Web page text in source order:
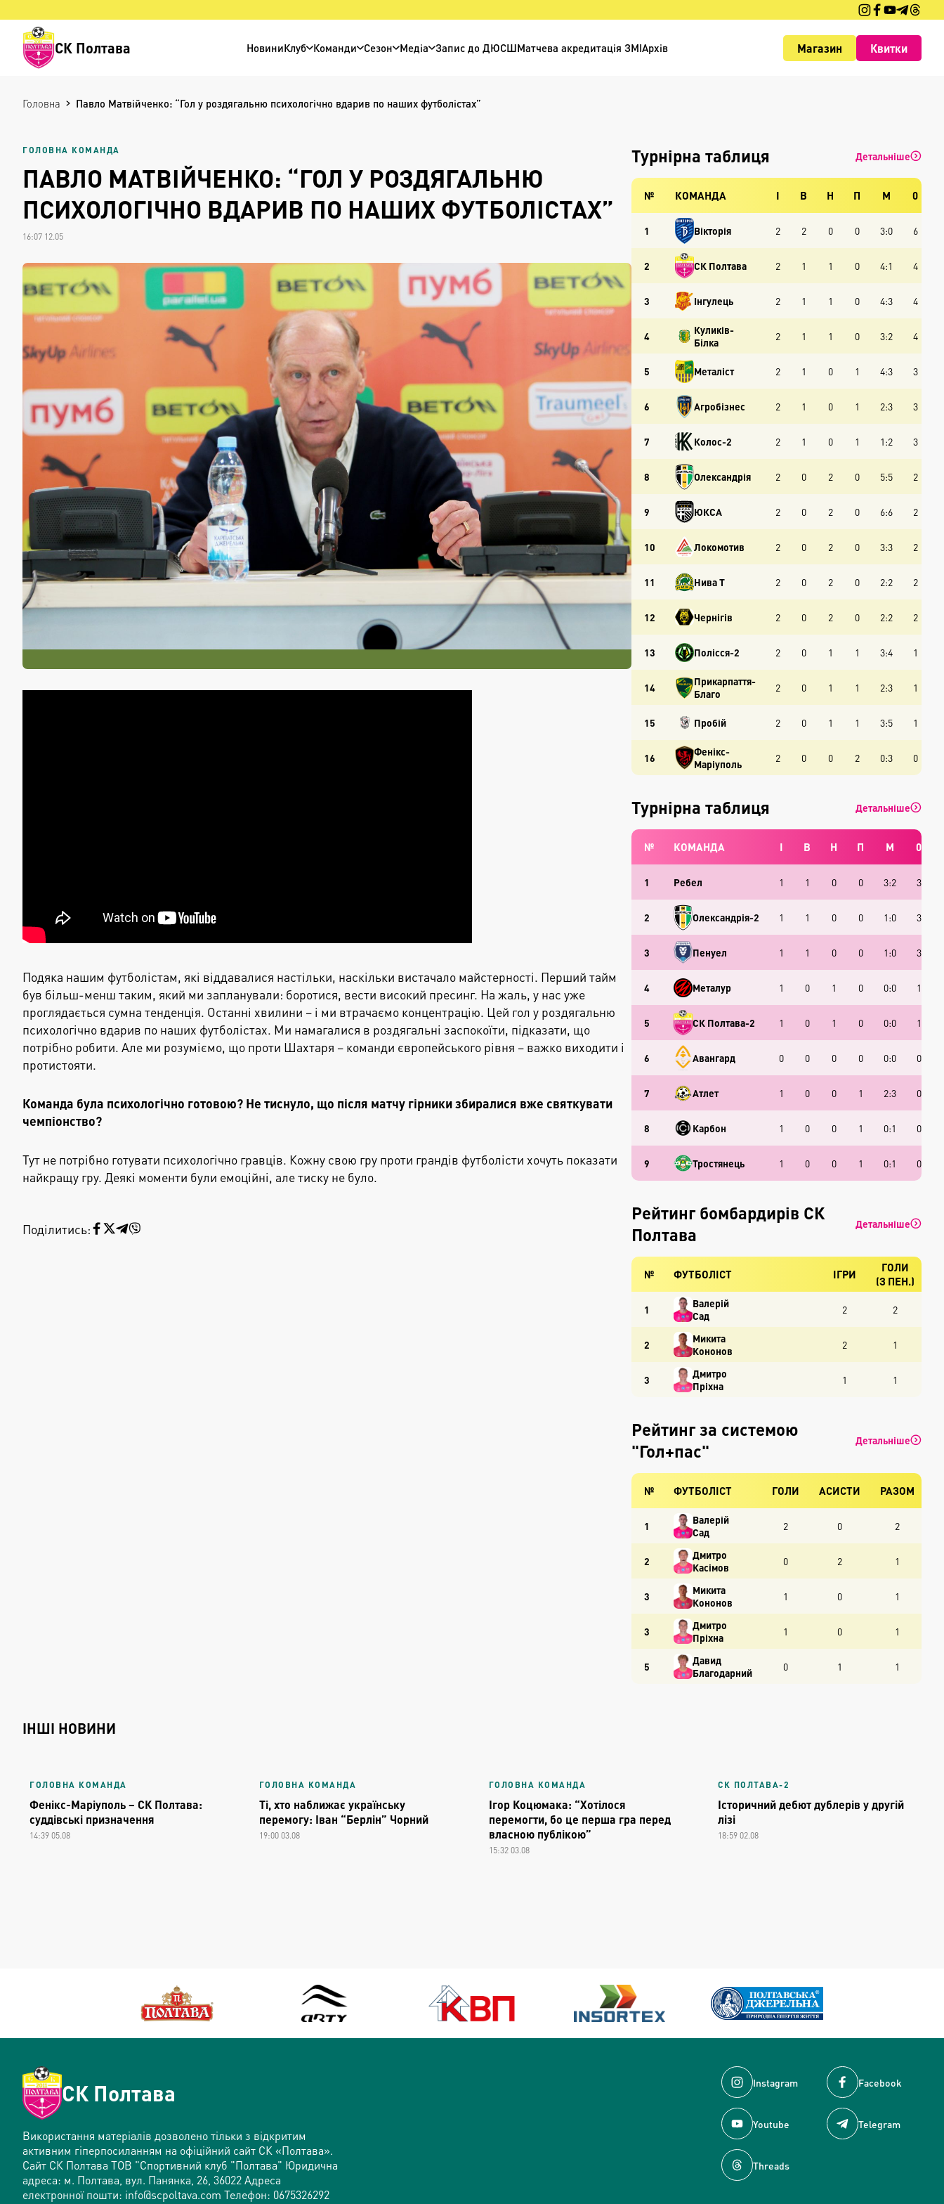
СК Полтава НовиниКлуб Команди Сезон Медіа Запис до ДЮСШМатчева акредитація ЗМІАрхів Магазин Квитки
Головна Павло Матвійченко: “Гол у роздягальню психологічно вдарив по наших футболістах”
ГОЛОВНА КОМАНДА
ПАВЛО МАТВІЙЧЕНКО: “ГОЛ У РОЗДЯГАЛЬНЮ
ПСИХОЛОГІЧНО ВДАРИВ ПО НАШИХ ФУТБОЛІСТАХ”
16:07 12.05
Подяка нашим футболістам, які віддавалися настільки, наскільки вистачало майстерності. Перший тайм
був більш-менш таким, який ми запланували: боротися, вести високий пресинг. На жаль, у нас уже
проглядається сумна тенденція. Останні хвилини – і ми втрачаємо концентрацію. Цей гол у роздягальню
психологічно вдарив по наших футболістах. Ми намагалися в роздягальні заспокоїти, підказати, що
потрібно робити. Але ми розуміємо, що проти Шахтаря – команди європейського рівня – важко виходити і
протистояти.
Команда була психологічно готовою? Не тиснуло, що після матчу гірники збиралися вже святкувати
чемпіонство?
Тут не потрібно готувати психологічно гравців. Кожну свою гру проти грандів футболісти хочуть показати
найкращу гру. Деякі моменти були емоційні, але тиску не було.
Поділитись:
Турнірна таблиця Детальніше
№ КОМАНДА І В Н П М 0
1 Вікторія 2 2 0 0 3:0 6
2 СК Полтава 2 1 1 0 4:1 4
3 Інгулець 2 1 1 0 4:3 4
4
Куликів-
Білка
2 1 1 0 3:2 4
5 Металіст 2 1 0 1 4:3 3
6 Агробізнес 2 1 0 1 2:3 3
7 Колос-2 2 1 0 1 1:2 3
8 Олександрія 2 0 2 0 5:5 2
9 ЮКСА 2 0 2 0 6:6 2
10 Локомотив 2 0 2 0 3:3 2
11 Нива Т 2 0 2 0 2:2 2
12 Чернігів 2 0 2 0 2:2 2
13 Полісся-2 2 0 1 1 3:4 1
14
Прикарпаття-
Благо
2 0 1 1 2:3 1
15 Пробій 2 0 1 1 3:5 1
16
Фенікс-
Маріуполь
2 0 0 2 0:3 0
Турнірна таблиця Детальніше
№ КОМАНДА І В Н П М 0
1 Ребел 1 1 0 0 3:2 3
2 Олександрія-2 1 1 0 0 1:0 3
3 Пенуел 1 1 0 0 1:0 3
4 Металур 1 0 1 0 0:0 1
5 СК Полтава-2 1 0 1 0 0:0 1
6 Авангард 0 0 0 0 0:0 0
7 Атлет 1 0 0 1 2:3 0
8 Карбон 1 0 0 1 0:1 0
9 Тростянець 1 0 0 1 0:1 0
Рейтинг бомбардирів СК
Полтава
Детальніше
№ ФУТБОЛІСТ ІГРИ
ГОЛИ
(З ПЕН.)
1
Валерій
Сад
2 2
2
Микита
Кононов
2 1
3
Дмитро
Пріхна
1 1
Рейтинг за системою
"Гол+пас"
Детальніше
№ ФУТБОЛІСТ ГОЛИ АСИСТИ РАЗОМ
1
Валерій
Сад
2 0 2
2
Дмитро
Касімов
0 2 1
3
Микита
Кононов
1 0 1
3
Дмитро
Пріхна
1 0 1
5
Давид
Благодарний
0 1 1
ІНШІ НОВИНИ
ГОЛОВНА КОМАНДА
Фенікс-Маріуполь – СК Полтава:
суддівські призначення
14:39 05.08
ГОЛОВНА КОМАНДА
Ті, хто наближає українську
перемогу: Іван “Берлін” Чорний
19:00 03.08
ГОЛОВНА КОМАНДА
Ігор Коцюмака: “Хотілося
перемогти, бо це перша гра перед
власною публікою”
15:32 03.08
СК ПОЛТАВА-2
Історичний дебют дублерів у другій
лізі
18:59 02.08
СК Полтава
Використання матеріалів дозволено тільки з відкритим
активним гіперпосиланням на офіційний сайт СК «Полтава».
Сайт СК Полтава ТОВ "Спортивний клуб "Полтава" Юридична
адреса: м. Полтава, вул. Панянка, 26, 36022 Адреса
електронної пошти: info@scpoltava.com Телефон: 0675326292
Instagram Facebook
Youtube Telegram
Threads